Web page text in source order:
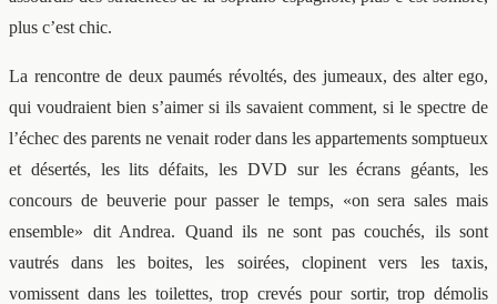
plus c’est chic.
La rencontre de deux paumés révoltés, des jumeaux, des alter ego,
qui voudraient bien s’aimer si ils savaient comment, si le spectre de
l’échec des parents ne venait roder dans les appartements somptueux
et désertés, les lits défaits, les DVD sur les écrans géants, les
concours de beuverie pour passer le temps, «on sera sales mais
ensemble» dit Andrea. Quand ils ne sont pas couchés, ils sont
vautrés dans les boites, les soirées, clopinent vers les taxis,
vomissent dans les toilettes, trop crevés pour sortir, trop démolis